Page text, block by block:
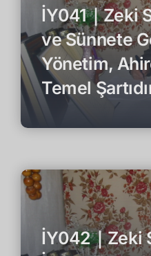
İY041｜Zeki
ve Sünnete
Yönetim,
Temel
İY042｜Zeki